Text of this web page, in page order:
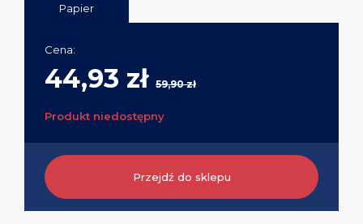
Papier
Cena:
44,93 zł 59,90 zł
Produkt niedostępny
Przejdź do sklepu